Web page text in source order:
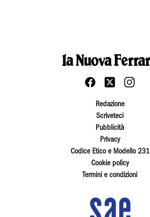
Redazione
Scriveteci
Pubblicità
Privacy
Codice Etico e Modello 231
Cookie policy
Termini e condizioni